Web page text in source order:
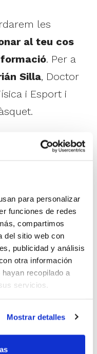
para personalizar
funciones de redes
compartimos
del sitio web con
publicidad y análisis
otra información
recopilado a
servicios.
Mostrar detalles
les
al teu cos
. Per a
Silla, Doctor
i Esport i
serà
escoles de
i com a
de
la
a través de
comptarà